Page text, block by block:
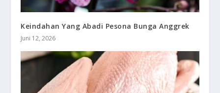
Keindahan Yang Abadi Pesona Bunga Anggrek
Juni 12, 2026